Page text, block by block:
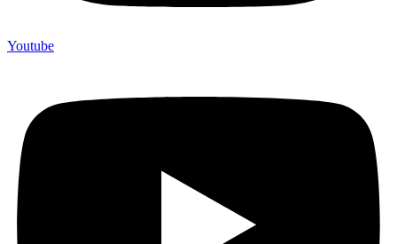
Youtube